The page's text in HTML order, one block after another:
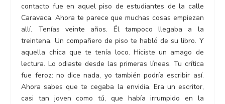
contacto fue en aquel piso de estudiantes de la calle
Caravaca. Ahora te parece que muchas cosas empiezan
allí. Tenías veinte años. Él tampoco llegaba a la
treintena. Un compañero de piso te habló de su libro. Y
aquella chica que te tenía loco. Hiciste un amago de
lectura. Lo odiaste desde las primeras líneas. Tu crítica
fue feroz: no dice nada, yo también podría escribir así.
Ahora sabes que te cegaba la envidia. Era un escritor,
casi tan joven como tú, que había irrumpido en la